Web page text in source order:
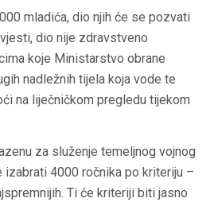
mladića, dio njih će se pozvati
dio nije zdravstveno
koje Ministarstvo obrane
nadležnih tijela koja vode te
na liječničkom pregledu tijekom
za služenje temeljnog vojnog
izabrati 4000 ročnika po kriteriju –
Ti će kriteriji biti jasno